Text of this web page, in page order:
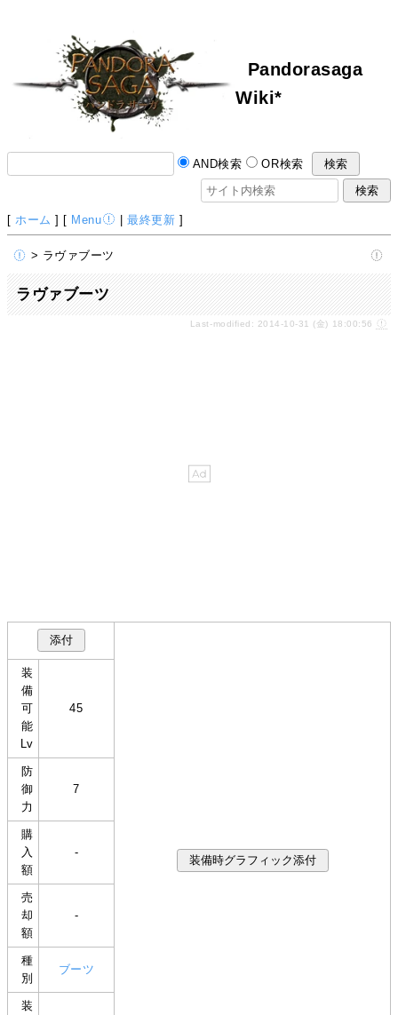
Pandorasaga
Wiki*
AND検索 OR検索
[ ホーム ] [ Menu |最終更新 ]
> ラヴァブーツ
ラヴァブーツ
Last-modified: 2014-10-31 (金) 18:00:56
装
備
可
能
Lv
45
防
御
力
7
購
入
額
-
売
却
額
-
種
別
ブーツ
装